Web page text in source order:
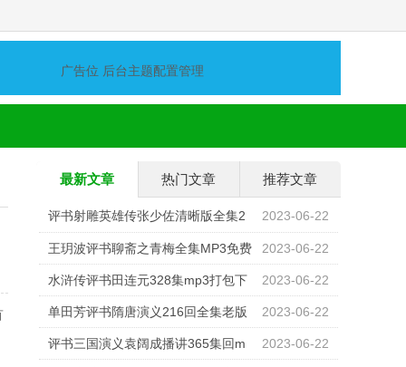
广告位 后台主题配置管理
最新文章 热门文章 推荐文章
2023-06-22
评书射雕英雄传张少佐清晰版全集2
00回mp3打包下载 2023-06-22
王玥波评书聊斋之青梅全集MP3免费
打包下载 2023-06-22
水浒传评书田连元328集mp3打包下
载 2023-06-22
单田芳评书隋唐演义216回全集老版
mp3打包下载 2023-06-22
评书三国演义袁阔成播讲365集回m